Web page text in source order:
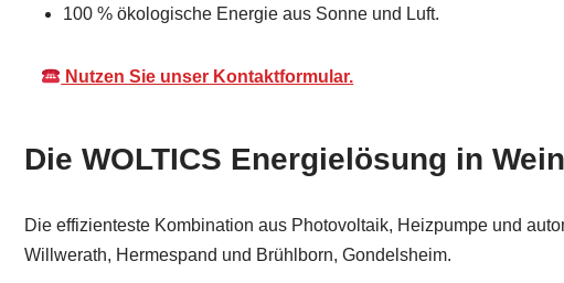
100 % ökologische Energie aus Sonne und Luft.
Nutzen Sie unser Kontaktformular.
Die WOLTICS Energielösung in
Die effizienteste Kombination aus Photovoltaik, Heizpumpe und
Willwerath, Hermespand und Brühlborn, Gondelsheim.